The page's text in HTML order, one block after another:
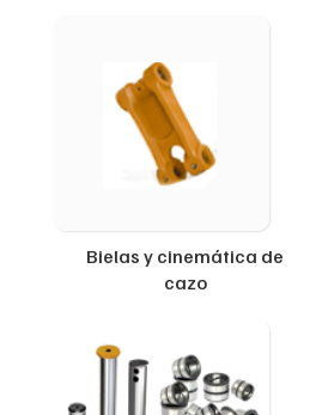
Bielas y cinemática de
cazo